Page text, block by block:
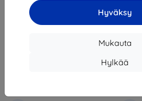
Hyväksy
Mukauta
Hylkää
Loppuunmyyty